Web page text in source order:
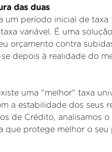
das duas
um período inicial de
variável. É uma
orçamento contra
depois à realidade do
uma "melhor" taxa
a estabilidade dos seus
de Crédito, analisamos
que protege melhor o